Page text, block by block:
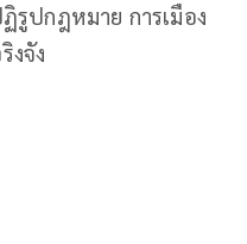
รูปกฎหมาย การเมือง
งจัง